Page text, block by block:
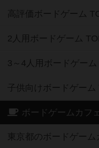
高評価ボードゲーム
2人用ボードゲーム
3～4人用ボードゲー
子供向けボードゲーム
ボードゲームカフ
東京都のボードゲーム